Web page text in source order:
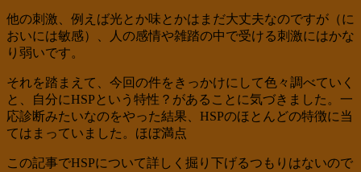
他の刺激、例えば光とか味とかはまだ大丈夫なのですが（に
おいには敏感）、人の感情や雑踏の中で受ける刺激にはかな
り弱いです。
それを踏まえて、今回の件をきっかけにして色々調べていく
と、自分にHSPという特性？があることに気づきました。一
応診断みたいなのをやった結果、HSPのほとんどの特徴に当
てはまっていました。ほぼ満点
この記事でHSPについて詳しく掘り下げるつもりはないので